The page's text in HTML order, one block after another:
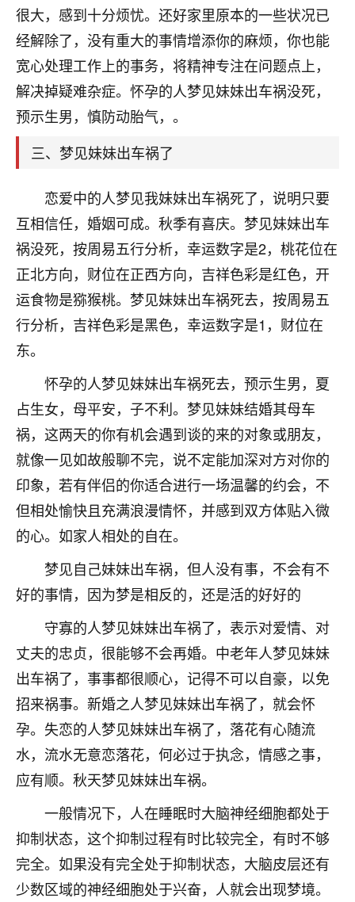
很大，感到十分烦忧。还好家里原本的一些状况已
经解除了，没有重大的事情增添你的麻烦，你也能
宽心处理工作上的事务，将精神专注在问题点上，
解决掉疑难杂症。怀孕的人梦见妹妹出车祸没死，
预示生男，慎防动胎气，。
三、梦见妹妹出车祸了
恋爱中的人梦见我妹妹出车祸死了，说明只要
互相信任，婚姻可成。秋季有喜庆。梦见妹妹出车
祸没死，按周易五行分析，幸运数字是2，桃花位在
正北方向，财位在正西方向，吉祥色彩是红色，开
运食物是猕猴桃。梦见妹妹出车祸死去，按周易五
行分析，吉祥色彩是黑色，幸运数字是1，财位在
东。
怀孕的人梦见妹妹出车祸死去，预示生男，夏
占生女，母平安，子不利。梦见妹妹结婚其母车
祸，这两天的你有机会遇到谈的来的对象或朋友，
就像一见如故般聊不完，说不定能加深对方对你的
印象，若有伴侣的你适合进行一场温馨的约会，不
但相处愉快且充满浪漫情怀，并感到双方体贴入微
的心。如家人相处的自在。
梦见自己妹妹出车祸，但人没有事，不会有不
好的事情，因为梦是相反的，还是活的好好的
守寡的人梦见妹妹出车祸了，表示对爱情、对
丈夫的忠贞，很能够不会再婚。中老年人梦见妹妹
出车祸了，事事都很顺心，记得不可以自豪，以免
招来祸事。新婚之人梦见妹妹出车祸了，就会怀
孕。失恋的人梦见妹妹出车祸了，落花有心随流
水，流水无意恋落花，何必过于执念，情感之事，
应有顺。秋天梦见妹妹出车祸。
一般情况下，人在睡眠时大脑神经细胞都处于
抑制状态，这个抑制过程有时比较完全，有时不够
完全。如果没有完全处于抑制状态，大脑皮层还有
少数区域的神经细胞处于兴奋，人就会出现梦境。
我是做餐饮的，这两年，生意屡屡受挫，店开一家关
一家，要么生意不好，生意好的就出事。前些年攒的
家底快败光了，真是倒霉！我也想找人看看到底怎么
鹿森 ：你可以找老师看看，人有时不服命不行
太阳当空赵：我也做餐饮的，生意不算大，但
址、风水、还有开业日子，哪哪都看了，虽然
大环境不好，但是我家生意还可以，前几天又
刚找老师做了补财库，希望财运更好一点！
2小时前 来自海南 18
梦醒时分
我女儿高二叛逆，大半年不上学，一说她就要死要活
做完，我女儿跟变了个人一样，不期望她能考多好的
大学，只要能安安稳稳的把书读了，身体心理都健健
康康的我就很知足了！
鹿森：可怜天下父母心啊！
3小时前 来自河北 16
付深
我是公司人事调整，有升迁机会，但同时竞争的我们
三个，找老师的时候是抱着侥幸心理，没想到老师看
着我晋升有望，我半信半疑的按照老师建议，做了化
太岁还有一个发钱粮，本来年前的人事调整，拖到年
后，我以为都没戏了，结果开年一上班，开会提拔升
职第一个就是我，职务无所谓，主要是底薪加了
3000，非常开心，无论如何，感恩感谢！🙏🏻
鹿森 ：恭喜升职加薪！！，请客吗？�
12小时前 来自北京 32
心心相印
我身体不太好，总是病病殃殃的，去检查又没什么大
问题，反正就是不舒服。中医西医看遍了，找不到问
题，后来无意中看到有人推荐慧来老师，跟老师聊过
之后，心情豁然开朗，也听老师建议，处理了一些因
果问题。今年以来，身体比以前好多，主要是心情好
了，老师说境随心转，现在深有体会了。